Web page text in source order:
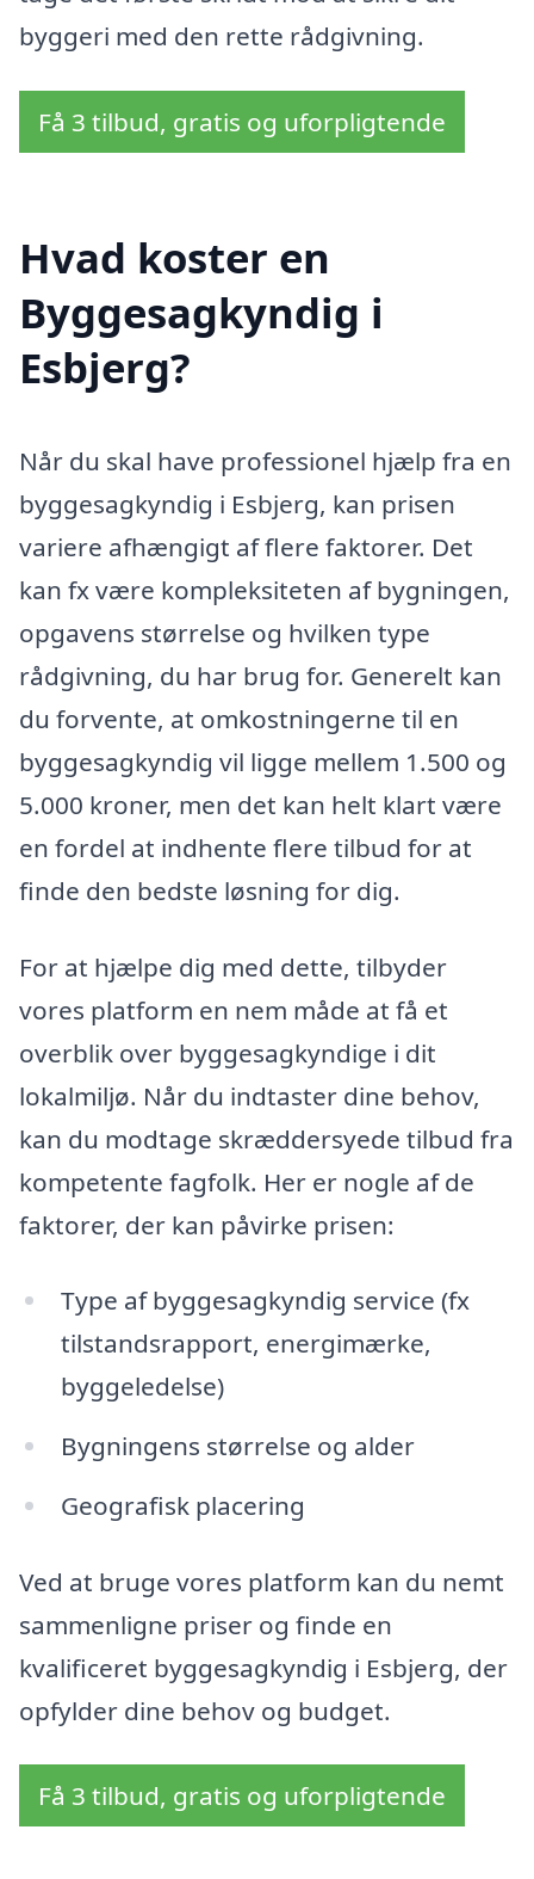
byggeri med den rette rådgivning.
Få 3 tilbud, gratis og uforpligtende
Hvad koster en
Byggesagkyndig i
Esbjerg?
Når du skal have professionel hjælp fra en
byggesagkyndig i Esbjerg, kan prisen
variere afhængigt af flere faktorer. Det
kan fx være kompleksiteten af bygningen,
opgavens størrelse og hvilken type
rådgivning, du har brug for. Generelt kan
du forvente, at omkostningerne til en
byggesagkyndig vil ligge mellem 1.500 og
5.000 kroner, men det kan helt klart være
en fordel at indhente flere tilbud for at
finde den bedste løsning for dig.
For at hjælpe dig med dette, tilbyder
vores platform en nem måde at få et
overblik over byggesagkyndige i dit
lokalmiljø. Når du indtaster dine behov,
kan du modtage skræddersyede tilbud fra
kompetente fagfolk. Her er nogle af de
faktorer, der kan påvirke prisen:
Type af byggesagkyndig service (fx
tilstandsrapport, energimærke,
byggeledelse)
Bygningens størrelse og alder
Geografisk placering
Ved at bruge vores platform kan du nemt
sammenligne priser og finde en
kvalificeret byggesagkyndig i Esbjerg, der
opfylder dine behov og budget.
Få 3 tilbud, gratis og uforpligtende